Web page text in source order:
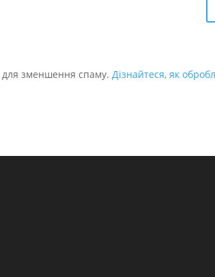
для зменшення спаму.Дізнайтеся, як